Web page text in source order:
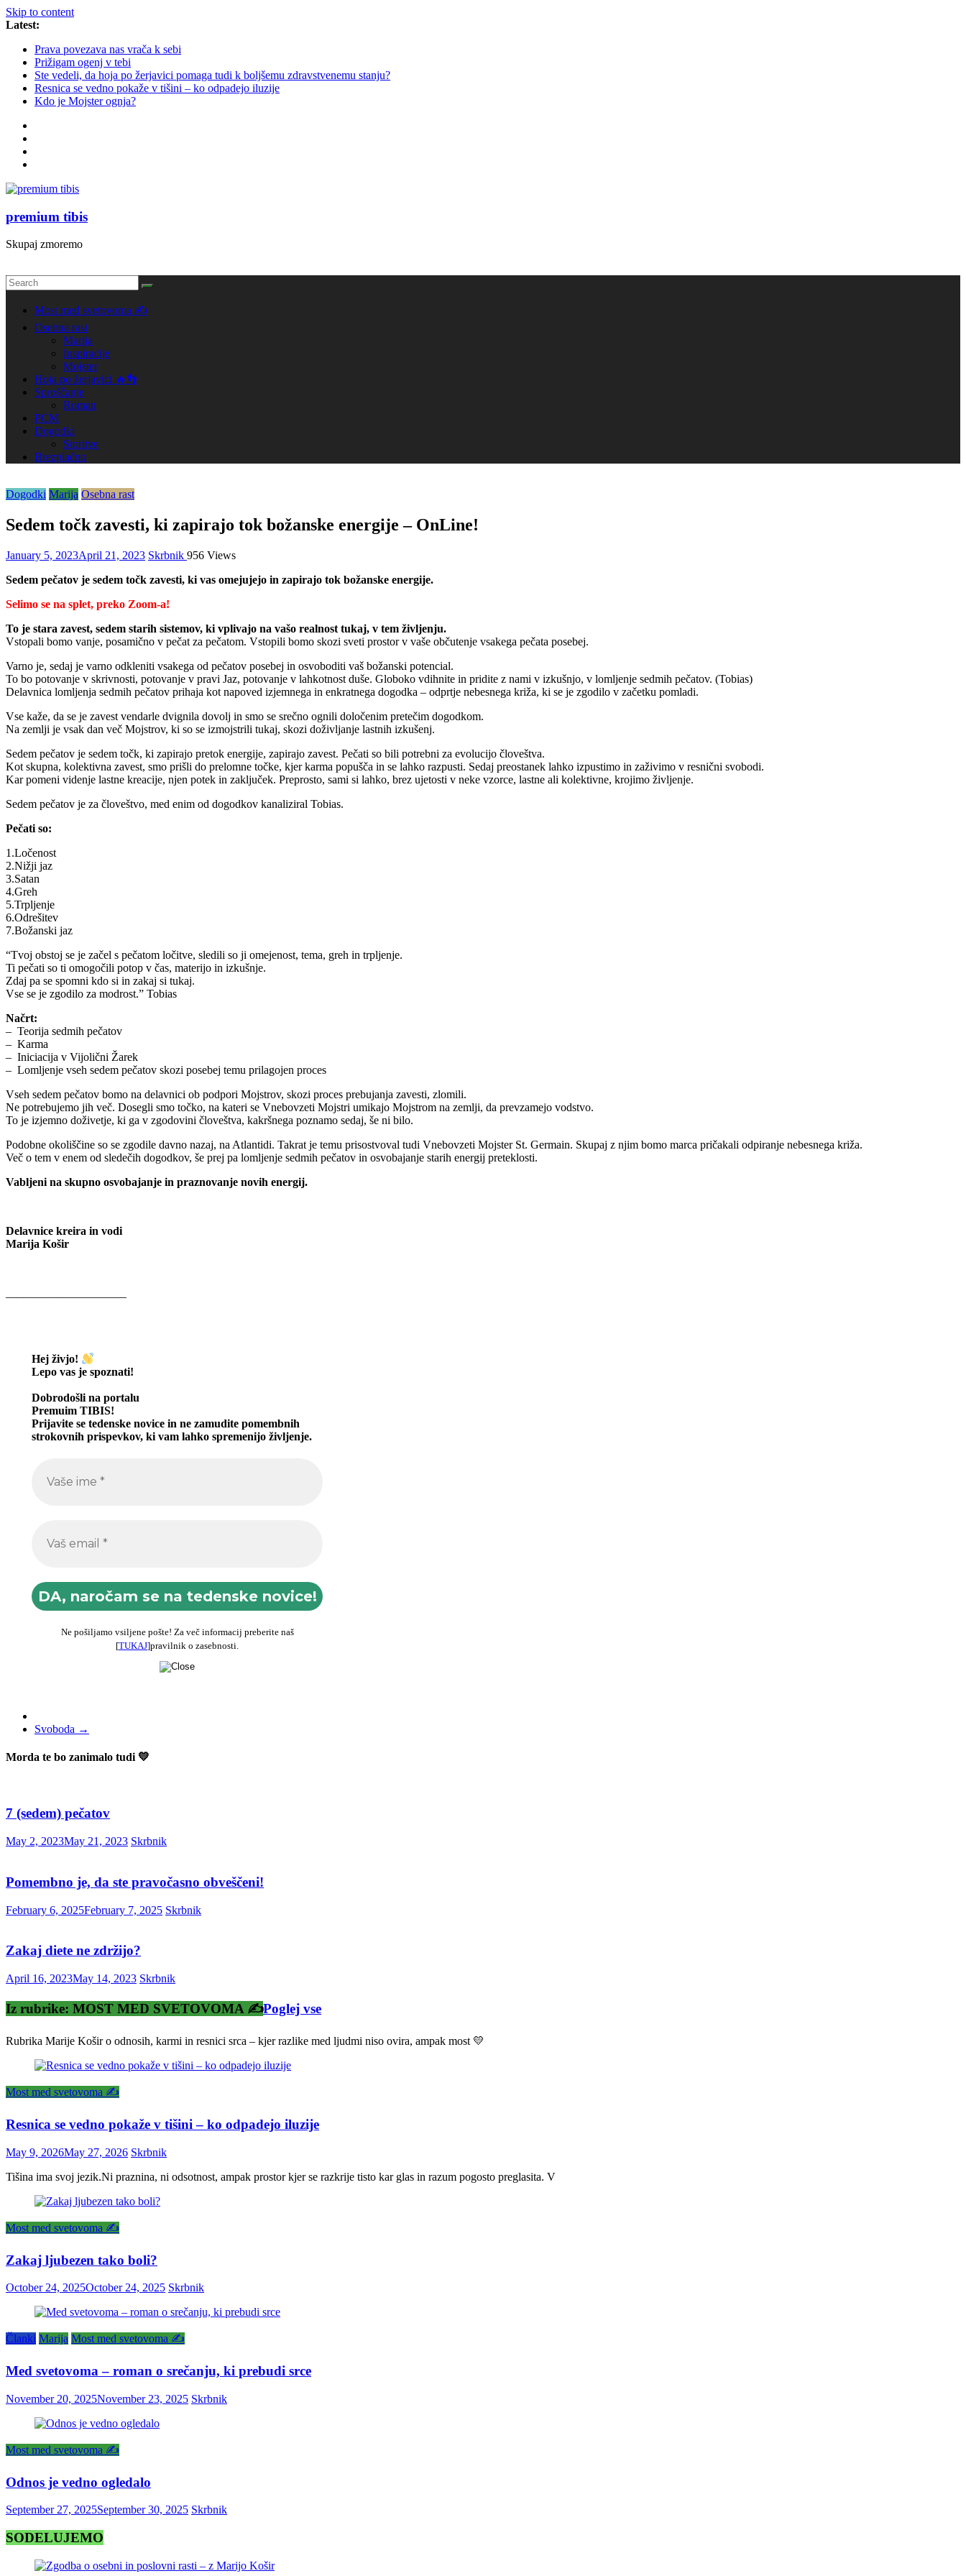
Skip to content
Latest:
Prava povezava nas vrača k sebi
Prižigam ogenj v tebi
Ste vedeli, da hoja po žerjavici pomaga tudi k boljšemu zdravstvenemu stanju?
Resnica se vedno pokaže v tišini – ko odpadejo iluzije
Kdo je Mojster ognja?
premium tibis
Skupaj zmoremo
Most med svetovoma ✍️
Osebna rast
Marija
Inspiracije
Mojster
Hoja po žerjavici 🔥👣
Sproščanje
Roman
PCM
Dogodki
Storitve
Brezplačno
Dogodki Marija Osebna rast
Sedem točk zavesti, ki zapirajo tok božanske energije – OnLine!
January 5, 2023April 21, 2023 Skrbnik 956 Views
Sedem pečatov je sedem točk zavesti, ki vas omejujejo in zapirajo tok božanske energije.
Selimo se na splet, preko Zoom-a!
To je stara zavest, sedem starih sistemov, ki vplivajo na vašo realnost tukaj, v tem življenju.
Vstopali bomo vanje, posamično v pečat za pečatom. Vstopili bomo skozi sveti prostor v vaše občutenje vsakega pečata posebej.
Varno je, sedaj je varno odkleniti vsakega od pečatov posebej in osvoboditi vaš božanski potencial.
To bo potovanje v skrivnosti, potovanje v pravi Jaz, potovanje v lahkotnost duše. Globoko vdihnite in pridite z nami v izkušnjo, v lomljenje sedmih pečatov. (Tobias)
Delavnica lomljenja sedmih pečatov prihaja kot napoved izjemnega in enkratnega dogodka – odprtje nebesnega križa, ki se je zgodilo v začetku pomladi.
Vse kaže, da se je zavest vendarle dvignila dovolj in smo se srečno ognili določenim pretečim dogodkom.
Na zemlji je vsak dan več Mojstrov, ki so se izmojstrili tukaj, skozi doživljanje lastnih izkušenj.
Sedem pečatov je sedem točk, ki zapirajo pretok energije, zapirajo zavest. Pečati so bili potrebni za evolucijo človeštva.
Kot skupna, kolektivna zavest, smo prišli do prelomne točke, kjer karma popušča in se lahko razpusti. Sedaj preostanek lahko izpustimo in zaživimo v resnični svobodi.
Kar pomeni videnje lastne kreacije, njen potek in zaključek. Preprosto, sami si lahko, brez ujetosti v neke vzorce, lastne ali kolektivne, krojimo življenje.
Sedem pečatov je za človeštvo, med enim od dogodkov kanaliziral Tobias.
Pečati so:
1.Ločenost
2.Nižji jaz
3.Satan
4.Greh
5.Trpljenje
6.Odrešitev
7.Božanski jaz
“Tvoj obstoj se je začel s pečatom ločitve, sledili so ji omejenost, tema, greh in trpljenje.
Ti pečati so ti omogočili potop v čas, materijo in izkušnje.
Zdaj pa se spomni kdo si in zakaj si tukaj.
Vse se je zgodilo za modrost.” Tobias
Načrt:
– Teorija sedmih pečatov
– Karma
– Iniciacija v Vijolični Žarek
– Lomljenje vseh sedem pečatov skozi posebej temu prilagojen proces
Vseh sedem pečatov bomo na delavnici ob podpori Mojstrov, skozi proces prebujanja zavesti, zlomili.
Ne potrebujemo jih več. Dosegli smo točko, na kateri se Vnebovzeti Mojstri umikajo Mojstrom na zemlji, da prevzamejo vodstvo.
To je izjemno doživetje, ki ga v zgodovini človeštva, kakršnega poznamo sedaj, še ni bilo.
Podobne okoliščine so se zgodile davno nazaj, na Atlantidi. Takrat je temu prisostvoval tudi Vnebovzeti Mojster St. Germain. Skupaj z njim bomo marca pričakali odpiranje nebesnega križa.
Več o tem v enem od sledečih dogodkov, še prej pa lomljenje sedmih pečatov in osvobajanje starih energij preteklosti.
Vabljeni na skupno osvobajanje in praznovanje novih energij.
Delavnice kreira in vodi
Marija Košir
Hej živjo!
Lepo vas je spoznati!
Dobrodošli na portalu
Premuim TIBIS!
Prijavite se tedenske novice in ne zamudite pomembnih
strokovnih prispevkov, ki vam lahko spremenijo življenje.
Ne pošiljamo vsiljene pošte! Za več informacij preberite naš
[TUKAJ]pravilnik o zasebnosti.
Svoboda →
Morda te bo zanimalo tudi 💛
7 (sedem) pečatov
May 2, 2023May 21, 2023 Skrbnik
Pomembno je, da ste pravočasno obveščeni!
February 6, 2025February 7, 2025 Skrbnik
Zakaj diete ne zdržijo?
April 16, 2023May 14, 2023 Skrbnik
Iz rubrike: MOST MED SVETOVOMA ✍️Poglej vse
Rubrika Marije Košir o odnosih, karmi in resnici srca – kjer razlike med ljudmi niso ovira, ampak most 💛
Most med svetovoma ✍️
Resnica se vedno pokaže v tišini – ko odpadejo iluzije
May 9, 2026May 27, 2026 Skrbnik
Tišina ima svoj jezik.Ni praznina, ni odsotnost, ampak prostor kjer se razkrije tisto kar glas in razum pogosto preglasita. V
Most med svetovoma ✍️
Zakaj ljubezen tako boli?
October 24, 2025October 24, 2025 Skrbnik
Članki Marija Most med svetovoma ✍️
Med svetovoma – roman o srečanju, ki prebudi srce
November 20, 2025November 23, 2025 Skrbnik
Most med svetovoma ✍️
Odnos je vedno ogledalo
September 27, 2025September 30, 2025 Skrbnik
SODELUJEMO